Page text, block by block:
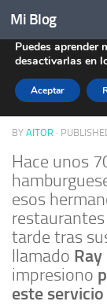
Skip to content
Mi Blog
CASOS DE ÉXITO/
Las
BY AITOR ·
Hace unos
esos
tarde tras
llamado Ray
impresiono
este servicio
Utilizamos
experiencia en
Puedes aprender
desactivarlas en
Aceptar